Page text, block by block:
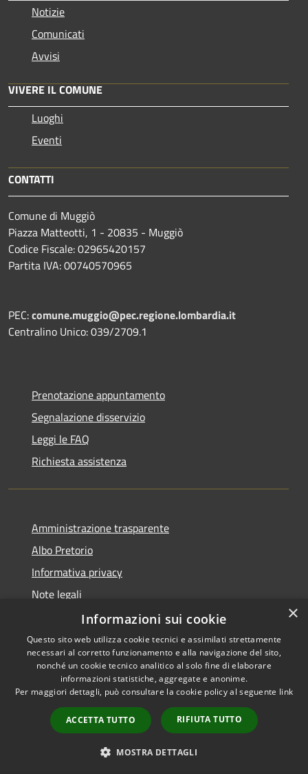
Notizie
Comunicati
Avvisi
VIVERE IL COMUNE
Luoghi
Eventi
CONTATTI
Comune di Muggiò
Piazza Matteotti, 1 - 20835 - Muggiò
Codice Fiscale: 02965420157
Partita IVA: 00740570965
PEC:comune.muggio@pec.regione.lombardia.it
Centralino Unico: 039/2709.1
Prenotazione appuntamento
Segnalazione disservizio
Leggi le FAQ
Richiesta assistenza
Amministrazione trasparente
Albo Pretorio
Informativa privacy
Note legali
Dichiarazione di accessibilità
RSS
Accessibilità
Copyright © 2026 • Comune di
Muggiò • Powered by
Municipium•
Accesso
redazione
×
Informazioni sui cookie
Questo sito web utilizza cookie tecnici e assimilati strettamente
necessari al corretto funzionamento e alla navigazione del sito,
nonché un cookie tecnico analitico al solo fine di elaborare
informazioni statistiche, aggregate e anonime.
Per maggiori dettagli, può consultare la cookie policy al seguente link
ACCETTA TUTTO RIFIUTA TUTTO
MOSTRA DETTAGLI